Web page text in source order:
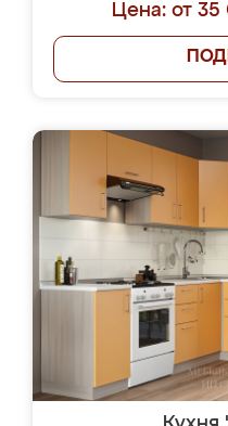
Цена: от 35